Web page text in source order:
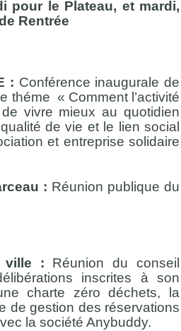
pour le Plateau, et mardi,
Rentrée
: Conférence inaugurale de
théme « Comment l’activité
vivre mieux au quotidien
de vie et le lien social
et entreprise solidaire
: Réunion publique du
ville : Réunion du conseil
inscrites à son
charte zéro déchets, la
de gestion des réservations
la société Anybuddy.